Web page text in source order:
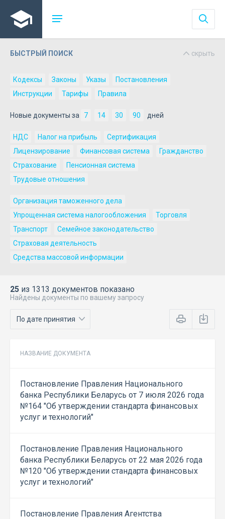
БЫСТРЫЙ ПОИСК скрыть
Кодексы Законы Указы
Постановления
Инструкции
Тарифы Правила
Новые документы за 7 14 30 90 дней
НДС Налог на прибыль
Сертификация
Лицензирование
Финансовая система
Гражданство
Страхование
Пенсионная система
Трудовые отношения
Организация таможенного дела
Упрощенная система налогообложения
Торговля
Транспорт
Семейное законодательство
Страховая деятельность
Средства массовой информации
25 из 1313 документов показано
Найдены документы по вашему запросу
НАЗВАНИЕ ДОКУМЕНТА
Постановление Правления Национального
банка Республики Беларусь от 7 июля 2026 года
№164 "Об утверждении стандарта финансовых
услуг и технологий"
Постановление Правления Национального
банка Республики Беларусь от 22 мая 2026 года
№120 "Об утверждении стандарта финансовых
услуг и технологий"
Постановление Правления Агентства